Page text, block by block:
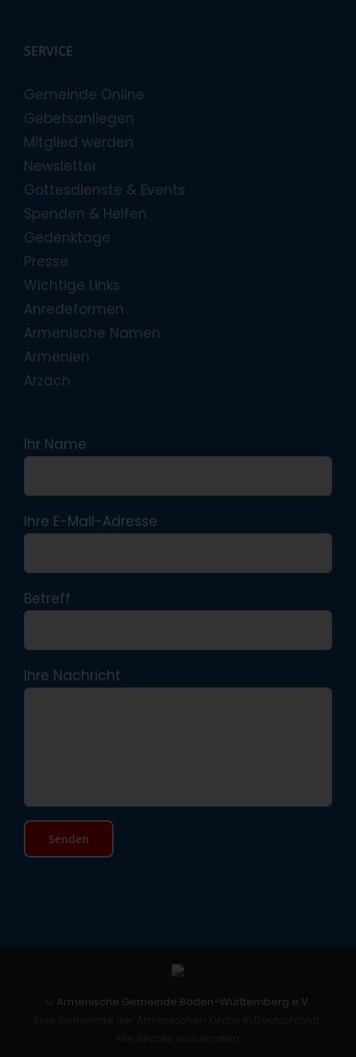
SERVICE
Gemeinde Online
Gebetsanliegen
Mitglied werden
Newsletter
Gottesdienste & Events
Spenden & Helfen
Gedenktage
Presse
Wichtige Links
Anredeformen
Armenische Namen
Armenien
Arzach
Ihr Name
Ihre E-Mail-Adresse
Betreff
Ihre Nachricht
Armenische Gemeinde Baden-Württemberg e.V.